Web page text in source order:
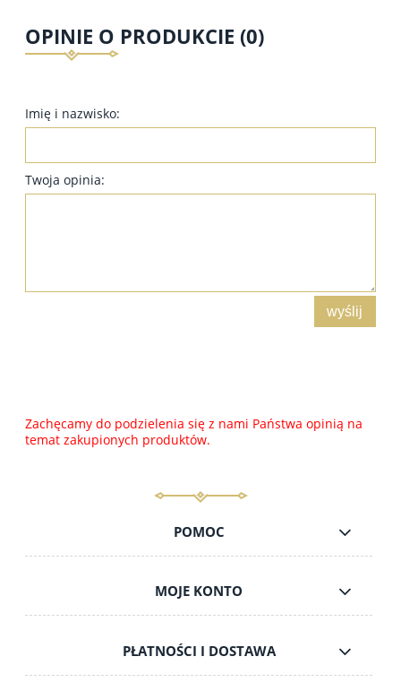
OPINIE O PRODUKCIE (0)
Imię i nazwisko:
Twoja opinia:
wyślij
Zachęcamy do podzielenia się z nami Państwa opinią na
temat zakupionych produktów.
POMOC
MOJE KONTO
PŁATNOŚCI I DOSTAWA